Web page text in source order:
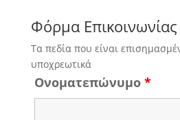
Φόρμα Επικοινωνίας
Τα πεδία που είναι
υποχρεωτικά
Ονοματεπώνυμο *